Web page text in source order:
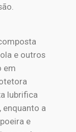
e outros
em
lubrifica
a
e